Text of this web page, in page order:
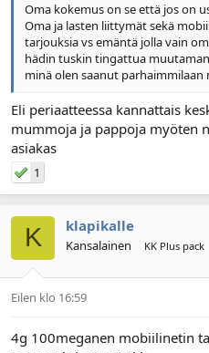
Oma kokemus on se että jos on
Oma ja lasten liittymät sekä
tarjouksia vs emäntä jolla vain
hädin tuskin tingattua
minä olen saanut parhaimmilaan
Eli periaatteessa kannattais
mummoja ja pappoja myöten
asiakas
1
K klapikalle
Kansalainen KK Plus pack
Eilen klo 16:59
4g 100meganen mobiilinetin